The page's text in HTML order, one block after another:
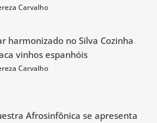
Carvalho
harmonizado no Silva Cozinha
vinhos espanhóis
Carvalho
Afrosinfônica se apresenta